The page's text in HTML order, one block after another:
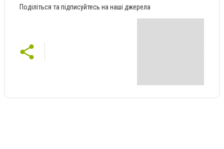
Поділіться та підписуйтесь на наші джерела